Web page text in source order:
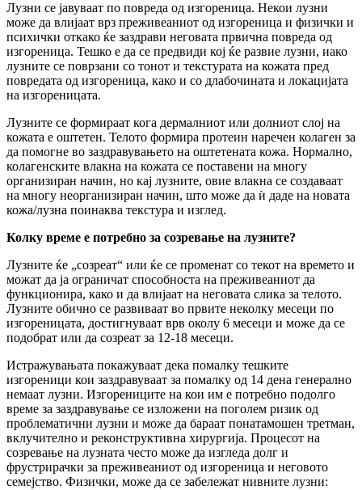
Лузни се јавуваат по повреда од изгореница. Некои лузни
може да влијаат врз преживеаниот од изгореница и физички и
психички откако ќе заздрави неговата првична повреда од
изгореница. Тешко е да се предвиди кој ќе развие лузни, иако
лузните се поврзани со тонот и текстурата на кожата пред
повредата од изгореница, како и со длабочината и локацијата
на изгореницата.
Лузните се формираат кога дермалниот или долниот слој на
кожата е оштетен. Телото формира протеин наречен колаген за
да помогне во заздравувањето на оштетената кожа. Нормално,
колагенските влакна на кожата се поставени на многу
организиран начин, но кај лузните, овие влакна се создаваат
на многу неорганизиран начин, што може да ѝ даде на новата
кожа/лузна поинаква текстура и изглед.
Колку време е потребно за созревање на лузните?
Лузните ќе „созреат“ или ќе се променат со текот на времето и
можат да ја ограничат способноста на преживеаниот да
функционира, како и да влијаат на неговата слика за телото.
Лузните обично се развиваат во првите неколку месеци по
изгореницата, достигнуваат врв околу 6 месеци и може да се
подобрат или да созреат за 12-18 месеци.
Истражувањата покажуваат дека помалку тешките
изгореници кои заздравуваат за помалку од 14 дена генерално
немаат лузни. Изгорениците на кои им е потребно подолго
време за заздравување се изложени на поголем ризик од
проблематични лузни и може да бараат понатамошен третман,
вклучително и реконструктивна хирургија. Процесот на
созревање на лузната често може да изгледа долг и
фрустрирачки за преживеаниот од изгореница и неговото
семејство. Физички, може да се забележат нивните лузни: